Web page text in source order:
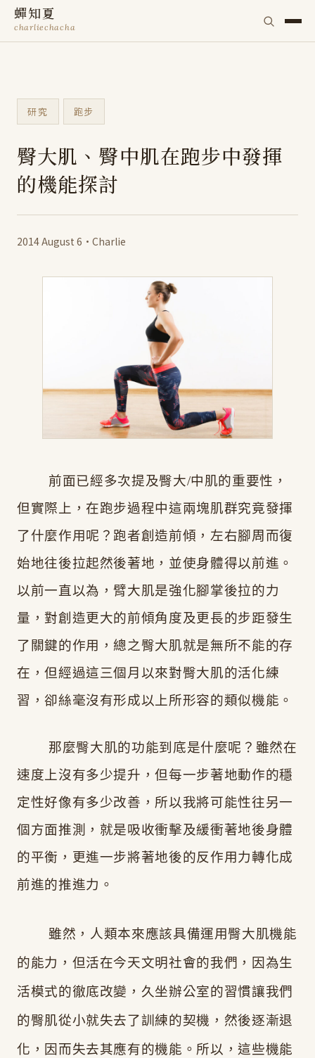
蟬知夏
charliechacha
研究 跑步
臀大肌、臀中肌在跑步中發揮
的機能探討
2014 August 6 · Charlie
前面已經多次提及臀大/中肌的重要性，
但實際上，在跑步過程中這兩塊肌群究竟發揮
了什麼作用呢？跑者創造前傾，左右腳周而復
始地往後拉起然後著地，並使身體得以前進。
以前一直以為，臂大肌是強化腳掌後拉的力
量，對創造更大的前傾角度及更長的步距發生
了關鍵的作用，總之臀大肌就是無所不能的存
在，但經過這三個月以來對臀大肌的活化練
習，卻絲毫沒有形成以上所形容的類似機能。
那麼臀大肌的功能到底是什麼呢？雖然在
速度上沒有多少提升，但每一步著地動作的穩
定性好像有多少改善，所以我將可能性往另一
個方面推測，就是吸收衝擊及緩衝著地後身體
的平衡，更進一步將著地後的反作用力轉化成
前進的推進力。
雖然，人類本來應該具備運用臀大肌機能
的能力，但活在今天文明社會的我們，因為生
活模式的徹底改變，久坐辦公室的習慣讓我們
的臀肌從小就失去了訓練的契機，然後逐漸退
化，因而失去其應有的機能。所以，這些機能